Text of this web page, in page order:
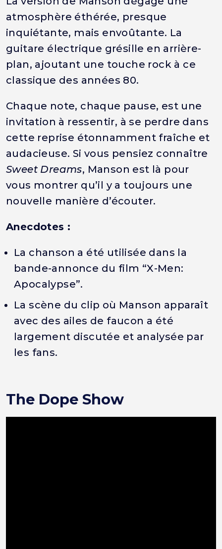
atmosphère éthérée, presque
inquiétante, mais envoûtante. La
guitare électrique grésille en arrière-
plan, ajoutant une touche rock à ce
classique des années 80.
Chaque note, chaque pause, est une
invitation à ressentir, à se perdre dans
cette reprise étonnamment fraîche et
audacieuse. Si vous pensiez connaître
Sweet Dreams, Manson est là pour
vous montrer qu’il y a toujours une
nouvelle manière d’écouter.
Anecdotes :
La chanson a été utilisée dans la
bande-annonce du film “X-Men:
Apocalypse”.
La scène du clip où Manson apparaît
avec des ailes de faucon a été
largement discutée et analysée par
les fans.
The Dope Show